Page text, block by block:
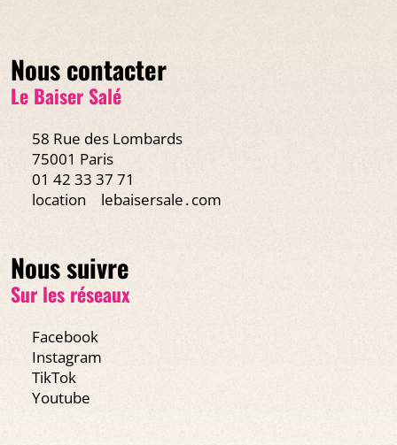
Nous contacter
Le Baiser Salé
58 Rue des Lombards
75001 Paris
01 42 33 37 71
location
lebaisersale․com
Nous suivre
Sur les réseaux
Facebook
Instagram
TikTok
Youtube